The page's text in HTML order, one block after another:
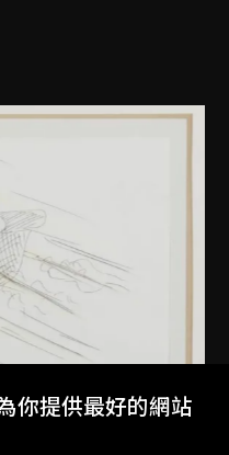
你提供最好的網站